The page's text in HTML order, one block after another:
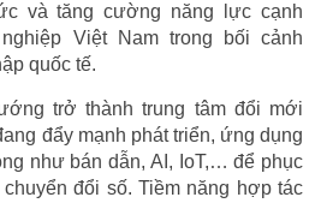
và tăng cường năng lực cạnh
Việt Nam trong bối cảnh
quốc tế.
trở thành trung tâm đổi mới
đẩy mạnh phát triển, ứng dụng
như bán dẫn, AI, IoT,… để phục
đổi số. Tiềm năng hợp tác